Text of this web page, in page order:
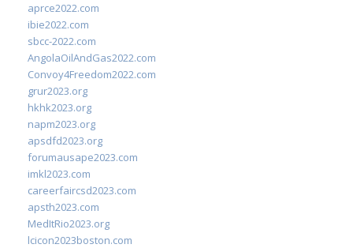
aprce2022.com
ibie2022.com
sbcc-2022.com
AngolaOilAndGas2022.com
Convoy4Freedom2022.com
grur2023.org
hkhk2023.org
napm2023.org
apsdfd2023.org
forumausape2023.com
imkl2023.com
careerfaircsd2023.com
apsth2023.com
MedItRio2023.org
lcicon2023boston.com